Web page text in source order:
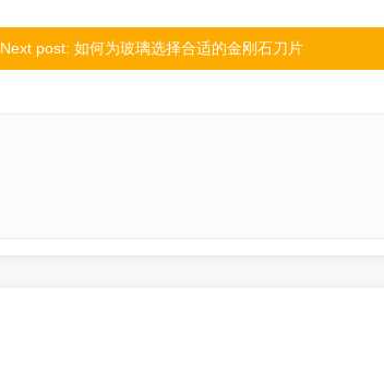
Next post: 如何为玻璃选择合适的金刚石刀片